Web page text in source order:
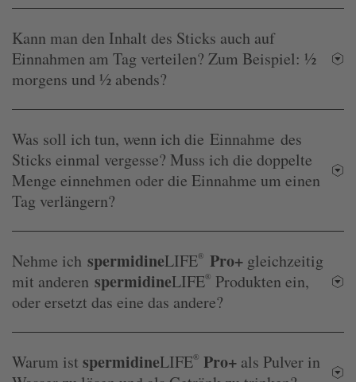
Kann man den Inhalt des Sticks auch auf
Einnahmen am Tag verteilen? Zum Beispiel: ½
morgens und ½ abends?
Was soll ich tun, wenn ich die Einnahme des
Sticks einmal vergesse? Muss ich die doppelte
Menge einnehmen oder die Einnahme um einen
Tag verlängern?
Nehme ich spermidineLIFE® Pro+ gleichzeitig
mit anderen spermidineLIFE® Produkten ein,
oder ersetzt das eine das andere?
Warum ist spermidineLIFE® Pro+ als Pulver in